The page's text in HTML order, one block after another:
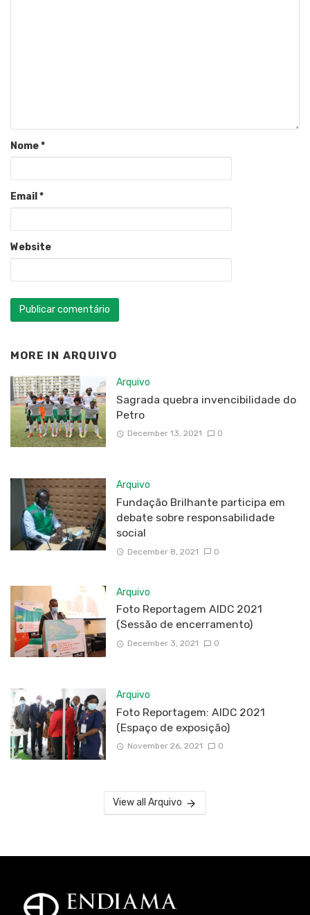
Nome*
Email *
Website
MORE IN ARQUIVO
Arquivo
Sagrada quebra invencibilidade do
Petro
December 13, 2021 0
Arquivo
Fundação Brilhante participa em
debate sobre responsabilidade
social
December 8, 2021 0
Arquivo
Foto Reportagem AIDC 2021
(Sessão de encerramento)
December 3, 2021 0
Arquivo
Foto Reportagem: AIDC 2021
(Espaço de exposição)
November 26, 2021 0
View all Arquivo